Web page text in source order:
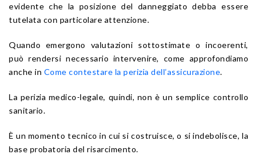
evidente che la posizione del danneggiato debba essere
tutelata con particolare attenzione.
Quando emergono valutazioni sottostimate o incoerenti,
può rendersi necessario intervenire, come approfondiamo
anche in Come contestare la perizia dell’assicurazione.
La perizia medico-legale, quindi, non è un semplice controllo
sanitario.
È un momento tecnico in cui si costruisce, o si indebolisce, la
base probatoria del risarcimento.